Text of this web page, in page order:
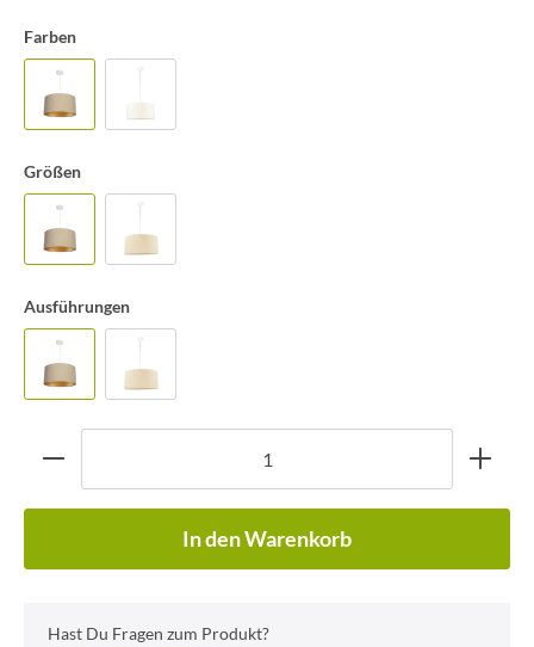
Farben
Größen
Ausführungen
In den Warenkorb
Hast Du Fragen zum Produkt?